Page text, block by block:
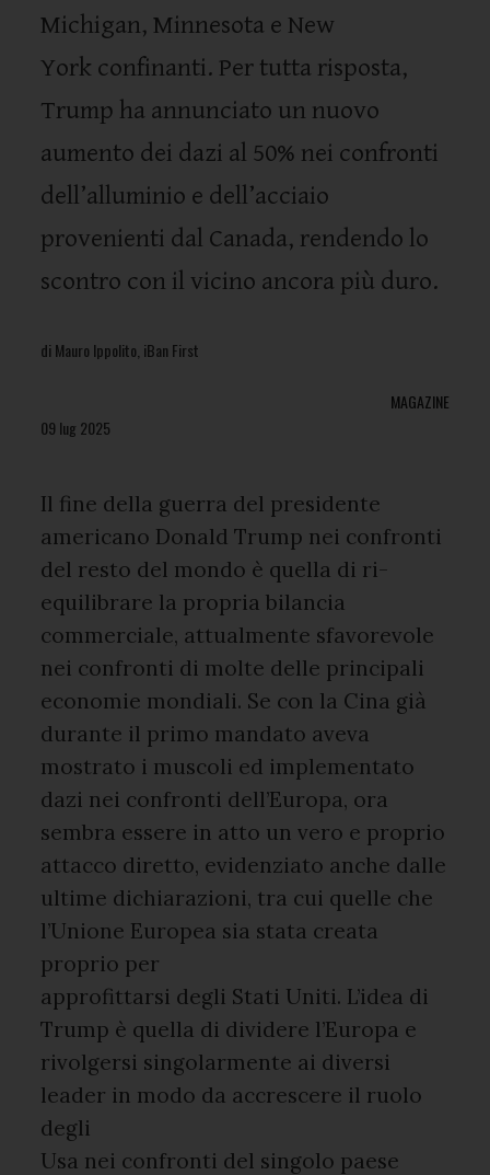
Michigan, Minnesota e New
York confinanti. Per tutta risposta,
Trump ha annunciato un nuovo
aumento dei dazi al 50% nei confronti
dell’alluminio e dell’acciaio
provenienti dal Canada, rendendo lo
scontro con il vicino ancora più duro.
di Mauro Ippolito, iBan First
MAGAZINE
09 lug 2025
Il fine della guerra del presidente
americano Donald Trump nei confronti
del resto del mondo è quella di ri-
equilibrare la propria bilancia
commerciale, attualmente sfavorevole
nei confronti di molte delle principali
economie mondiali. Se con la Cina già
durante il primo mandato aveva
mostrato i muscoli ed implementato
dazi nei confronti dell’Europa, ora
sembra essere in atto un vero e proprio
attacco diretto, evidenziato anche dalle
ultime dichiarazioni, tra cui quelle che
l’Unione Europea sia stata creata
proprio per
approfittarsi degli Stati Uniti. L’idea di
Trump è quella di dividere l’Europa e
rivolgersi singolarmente ai diversi
leader in modo da accrescere il ruolo
degli
Usa nei confronti del singolo paese